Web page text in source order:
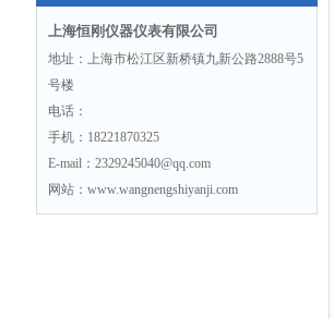
上海恒刚仪器仪表有限公司
地址：上海市松江区新桥镇九新公路2888号5
号楼
电话：
手机：18221870325
E-mail：2329245040@qq.com
网站：www.wangnengshiyanji.com